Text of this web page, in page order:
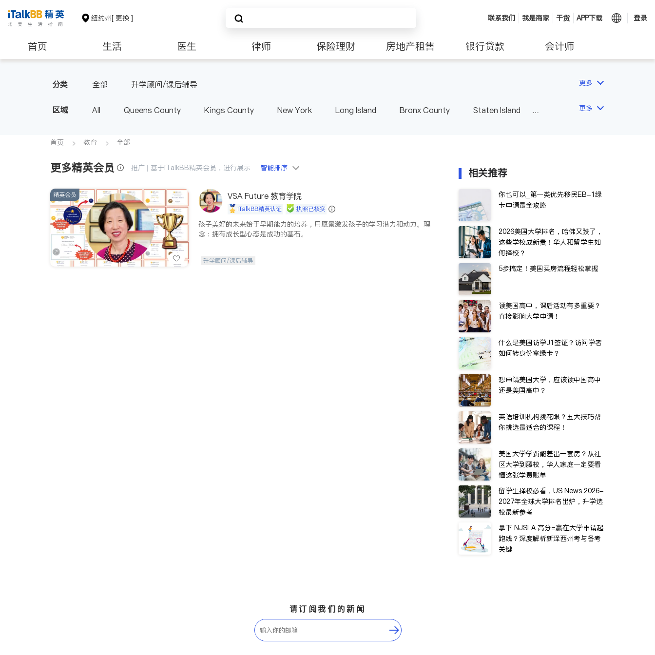
纽约州[ 更换 ] 联系我们 我是商家 干货 APP下载 登录
首页 生活 医生 律师 保险理财 房地产租售 银行贷款 会计师
分类 全部 升学顾问/课后辅导 更多
区域 All Queens County Kings County New York Long Island Bronx County
Staten Island
更多
首页 教育 全部
更多精英会员 推广 | 基于iTalkBB精英会员，进行展示 智能排序
精英会员 VSA Future 教育学院
iTalkBB精英认证 执照已核实
孩子美好的未来始于早期能力的培养，用愿景激发孩子的学习潜力和动力。理
念：拥有成长型心态是成功的基石。
升学顾问/课后辅导
相关推荐
你也可以_第一类优先移民EB-1绿
卡申请最全攻略
2026美国大学排名，哈佛又跌了，
这些学校成新贵！华人和留学生如
何择校？
5步搞定！美国买房流程轻松掌握
读美国高中，课后活动有多重要？
直接影响大学申请！
什么是美国访学J1签证？访问学者
如何转身份拿绿卡？
想申请美国大学，应该读中国高中
还是美国高中？
英语培训机构挑花眼？五大技巧帮
你挑选最适合的课程！
美国大学学费能差出一套房？从社
区大学到藤校，华人家庭一定要看
懂这张学费账单
留学生择校必看，US News 2026-
2027年全球大学排名出炉，升学选
校最新参考
拿下 NJSLA 高分=赢在大学申请起
跑线？深度解析新泽西州考与备考
关键
请订阅我们的新闻